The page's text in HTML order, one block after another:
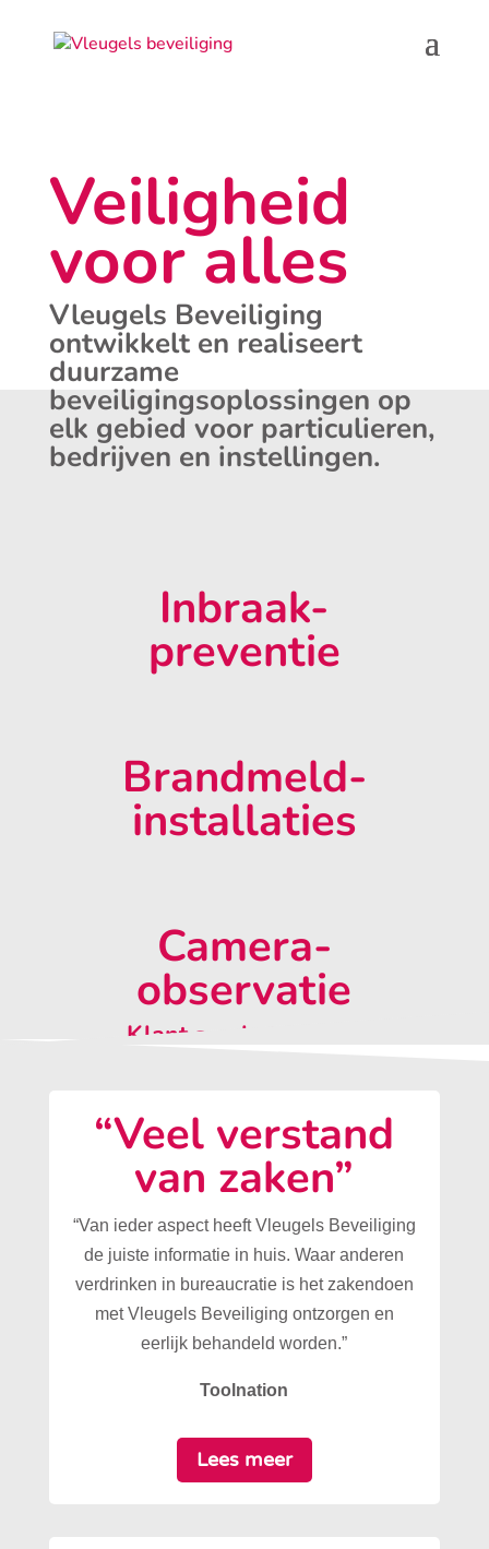
Veiligheid
voor alles
Vleugels Beveiliging
ontwikkelt en realiseert
duurzame
beveiligingsoplossingen op
elk gebied voor particulieren,
bedrijven en instellingen.
Inbraak-
preventie
Brandmeld-
installaties
Camera-
observatie
Klant aan het woord:
“Veel verstand
van zaken”
“Van ieder aspect heeft Vleugels Beveiliging
de juiste informatie in huis. Waar anderen
verdrinken in bureaucratie is het zakendoen
met Vleugels Beveiliging ontzorgen en
eerlijk behandeld worden.”
Toolnation
Lees meer